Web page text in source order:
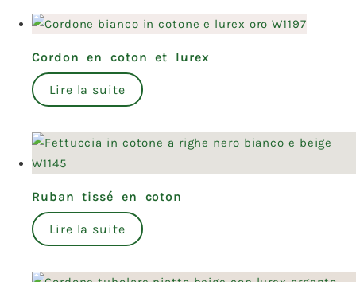
Cordon en coton et lurex
Lire la suite
Ruban tissé en coton
Lire la suite